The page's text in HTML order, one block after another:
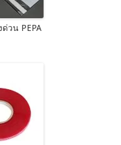
วน PEPA